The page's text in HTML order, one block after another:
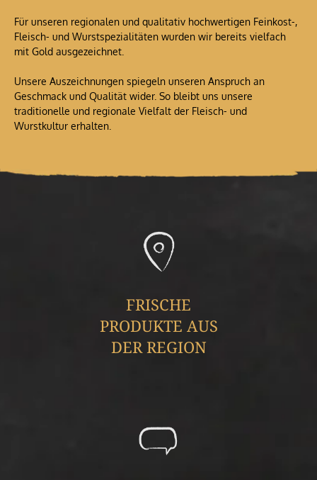
Für unseren regionalen und qualitativ hochwertigen Feinkost-,
Fleisch- und Wurstspezialitäten wurden wir bereits vielfach
mit Gold ausgezeichnet.
Unsere Auszeichnungen spiegeln unseren Anspruch an
Geschmack und Qualität wider. So bleibt uns unsere
traditionelle und regionale Vielfalt der Fleisch- und
Wurstkultur erhalten.
FRISCHE
PRODUKTE AUS
DER REGION